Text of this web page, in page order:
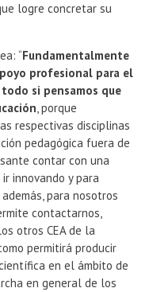
logre concretar su
“Fundamentalmente
profesional para el
si pensamos que
, porque
respectivas disciplinas
pedagógica fuera de
contar con una
innovando y para
para nosotros
contactarnos,
otros CEA de la
permitirá producir
en el ámbito de
en general de los